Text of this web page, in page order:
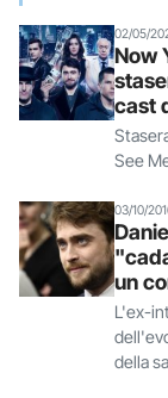
02/05/
Now
cast
See
03/10/
un
L'ex-
della